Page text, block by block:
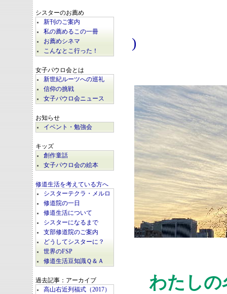
シスターのお薦め
新刊のご案内
私の薦めるこの一冊
お薦めシネマ
こんなとこ行った！
女子パウロ会とは
新世紀ルーツへの巡礼
信仰の挑戦
女子パウロ会ニュース
お知らせ
イベント・勉強会
キッズ
創作童話
女子パウロ会の絵本
修道生活を考えている方へ
シスターテクラ・メルロ
修道院の一日
修道生活について
シスターになるまで
支部修道院のご案内
どうしてシスターに？
世界のFSP
修道生活豆知識Ｑ＆Ａ
過去記事：アーカイブ
高山右近列福式（2017）
)
わたし